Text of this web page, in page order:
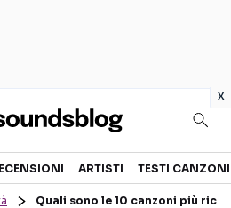
x
ARTISTI TESTI CANZONI
Quali sono le 10 canzoni più